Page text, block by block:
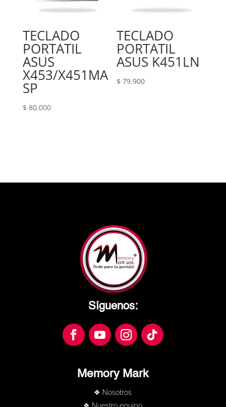
TECLADO
PORTATIL
ASUS
X453/X451MA
SP
$ 80.000
TECLADO
PORTATIL
ASUS K451LN
$ 79.900
Síguenos:
Memory Mark
❖ Nosotros